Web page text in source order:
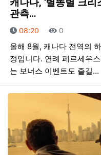
캐나다, '별똥별 크
관측…
등록일
08:20 조회
0
올해 8월, 캐나다 전역의
정입니다. 연례 페르세우
는 보너스 이벤트도 즐길…